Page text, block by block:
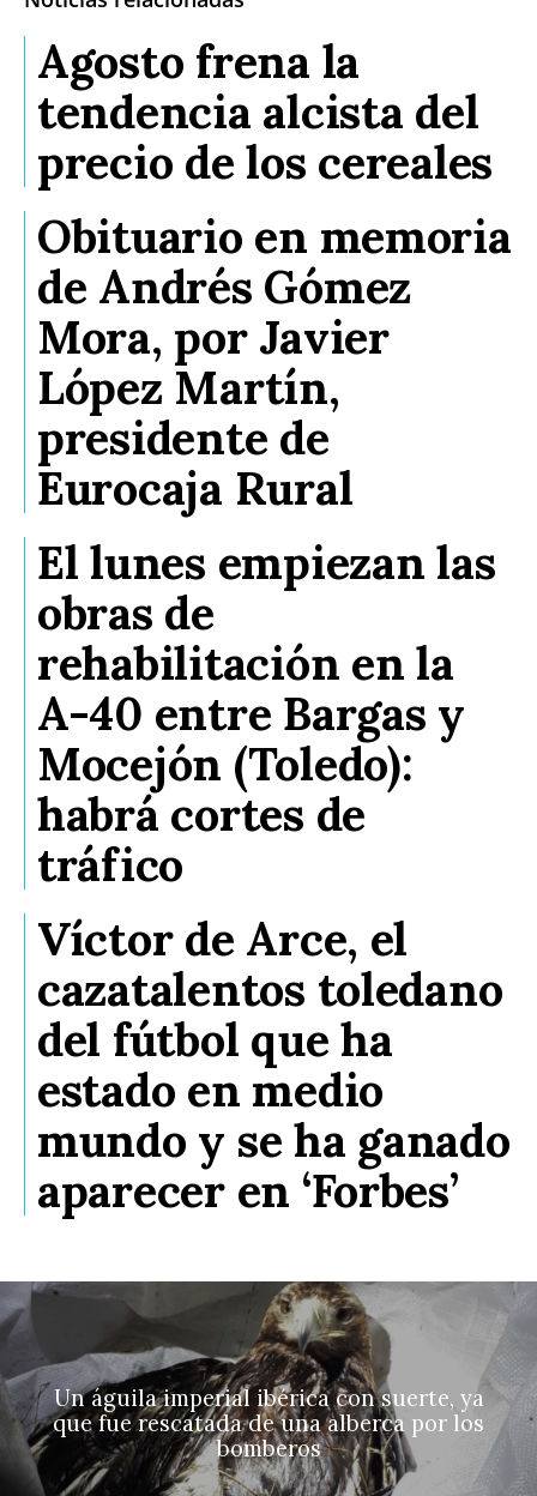
Agosto frena la
tendencia alcista del
precio de los cereales
Obituario en memoria
de Andrés Gómez
Mora, por Javier
López Martín,
presidente de
Eurocaja Rural
El lunes empiezan las
obras de
rehabilitación en la
A-40 entre Bargas y
Mocejón (Toledo):
habrá cortes de
tráfico
Víctor de Arce, el
cazatalentos toledano
del fútbol que ha
estado en medio
mundo y se ha ganado
aparecer en ‘Forbes’
Un águila imperial ibérica con suerte, ya
que fue rescatada de una alberca por los
bomberos